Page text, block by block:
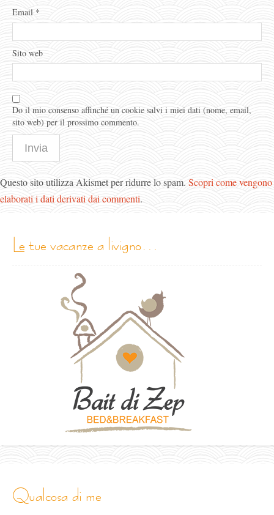
Email *
Sito web
Do il mio consenso affinché un cookie salvi i miei dati (nome, email,
sito web) per il prossimo commento.
Questo sito utilizza Akismet per ridurre lo spam. Scopri come vengono
elaborati i dati derivati dai commenti.
le tue vacanze a livigno…
qualcosa di me